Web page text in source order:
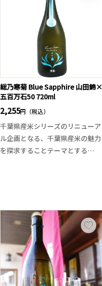
す、後からの上品なビターも素晴
らしい。生酒と違い火入れになっ
た事でよりバランスの取れた酒質
に仕上がっており、二兎でしか味
わえない重厚感とエレガントな余
韻を是非ご堪能ください！
総乃寒菊 Blue Sapphire 山田錦×
五百万石50 720ml
2,255円（税込）
千葉県産米シリーズのリニューア
ル企画となる、千葉県産米の魅力
を探求することテーマとする
コーポレートカラーのブルーを寒
菊銘醸主力米の五百万石と山田錦
に見立て、杜氏が丁寧に時間をか
けて大切に醸したことから宝石を
テーマに当製品は2年前に誕生。
4種の中で最も寒菊らしい設計で
すが、宝石をテーマにしているの